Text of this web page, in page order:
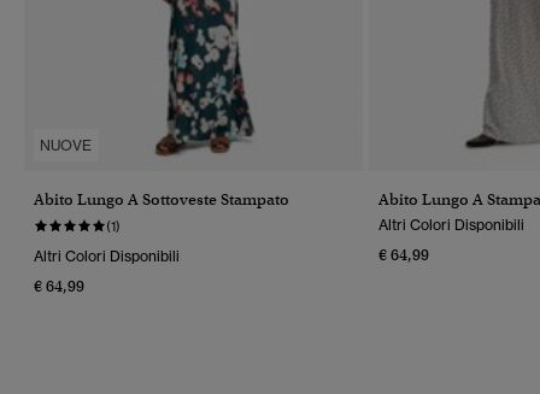
NUOVE
Abito Lungo A Sottoveste Stampato
(1)
Altri Colori Disponibili
€ 64,99
Abito Lungo A
Altri Colori Disponibili
€ 64,99